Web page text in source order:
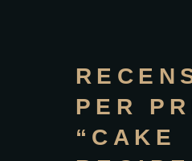
PER
“CAKE